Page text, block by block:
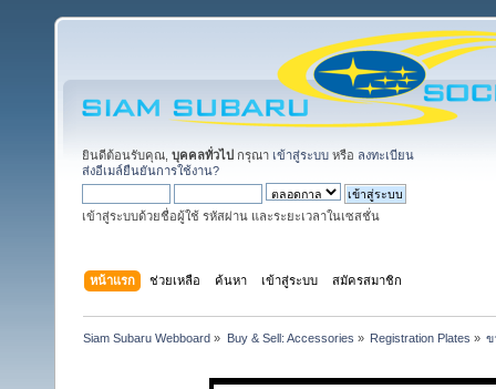
ยินดีต้อนรับคุณ, บุคคลทั่วไป กรุณา เข้าสู่ระบบ หรือ ลงทะเบียน
ส่งอีเมล์ยืนยันการใช้งาน?
เข้าสู่ระบบด้วยชื่อผู้ใช้ รหัสผ่าน และระยะเวลาในเซสชั่น
หน้าแรก ช่วยเหลือ ค้นหา เข้าสู่ระบบ สมัครสมาชิก
Siam Subaru Webboard » Buy & Sell: Accessories » Registration Plates » ข